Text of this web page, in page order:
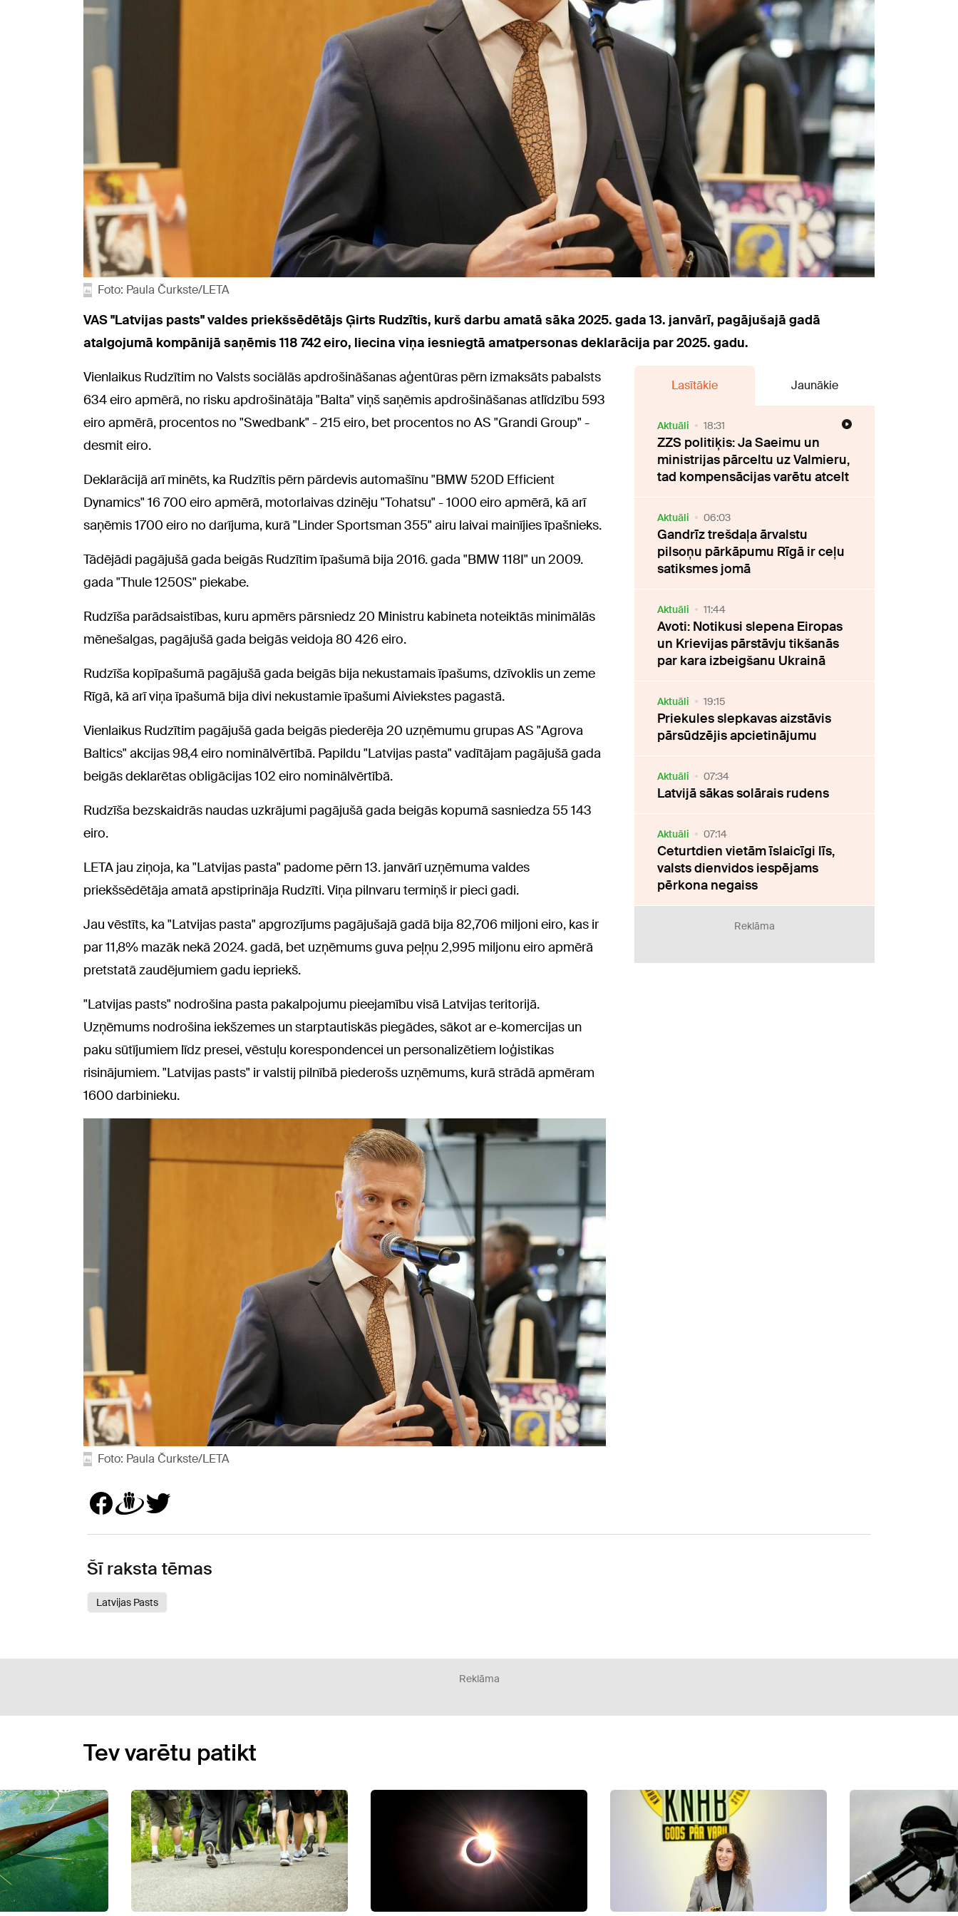
Foto: Paula Čurkste/LETA
VAS "Latvijas pasts" valdes priekšsēdētājs Ģirts Rudzītis, kurš darbu amatā sāka 2025. gada 13. janvārī, pagājušajā gadā
atalgojumā kompānijā saņēmis 118 742 eiro, liecina viņa iesniegtā amatpersonas deklarācija par 2025. gadu.
Vienlaikus Rudzītim no Valsts sociālās apdrošināšanas aģentūras pērn izmaksāts pabalsts
634 eiro apmērā, no risku apdrošinātāja "Balta" viņš saņēmis apdrošināšanas atlīdzību 593
eiro apmērā, procentos no "Swedbank" - 215 eiro, bet procentos no AS "Grandi Group" -
desmit eiro.
Deklarācijā arī minēts, ka Rudzītis pērn pārdevis automašīnu "BMW 520D Efficient
Dynamics" 16 700 eiro apmērā, motorlaivas dzinēju "Tohatsu" - 1000 eiro apmērā, kā arī
saņēmis 1700 eiro no darījuma, kurā "Linder Sportsman 355" airu laivai mainījies īpašnieks.
Tādējādi pagājušā gada beigās Rudzītim īpašumā bija 2016. gada "BMW 118I" un 2009.
gada "Thule 1250S" piekabe.
Rudzīša parādsaistības, kuru apmērs pārsniedz 20 Ministru kabineta noteiktās minimālās
mēnešalgas, pagājušā gada beigās veidoja 80 426 eiro.
Rudzīša kopīpašumā pagājušā gada beigās bija nekustamais īpašums, dzīvoklis un zeme
Rīgā, kā arī viņa īpašumā bija divi nekustamie īpašumi Aiviekstes pagastā.
Vienlaikus Rudzītim pagājušā gada beigās piederēja 20 uzņēmumu grupas AS "Agrova
Baltics" akcijas 98,4 eiro nominālvērtībā. Papildu "Latvijas pasta" vadītājam pagājušā gada
beigās deklarētas obligācijas 102 eiro nominālvērtībā.
Rudzīša bezskaidrās naudas uzkrājumi pagājušā gada beigās kopumā sasniedza 55 143
eiro.
LETA jau ziņoja, ka "Latvijas pasta" padome pērn 13. janvārī uzņēmuma valdes
priekšsēdētāja amatā apstiprināja Rudzīti. Viņa pilnvaru termiņš ir pieci gadi.
Jau vēstīts, ka "Latvijas pasta" apgrozījums pagājušajā gadā bija 82,706 miljoni eiro, kas ir
par 11,8% mazāk nekā 2024. gadā, bet uzņēmums guva peļņu 2,995 miljonu eiro apmērā
pretstatā zaudējumiem gadu iepriekš.
"Latvijas pasts" nodrošina pasta pakalpojumu pieejamību visā Latvijas teritorijā.
Uzņēmums nodrošina iekšzemes un starptautiskās piegādes, sākot ar e-komercijas un
paku sūtījumiem līdz presei, vēstuļu korespondencei un personalizētiem loģistikas
risinājumiem. "Latvijas pasts" ir valstij pilnībā piederošs uzņēmums, kurā strādā apmēram
1600 darbinieku.
Foto: Paula Čurkste/LETA
Lasītākie Jaunākie
Aktuāli 18:31
ZZS politiķis: Ja Saeimu un
ministrijas pārceltu uz Valmieru,
tad kompensācijas varētu atcelt
Aktuāli 06:03
Gandrīz trešdaļa ārvalstu
pilsoņu pārkāpumu Rīgā ir ceļu
satiksmes jomā
Aktuāli 11:44
Avoti: Notikusi slepena Eiropas
un Krievijas pārstāvju tikšanās
par kara izbeigšanu Ukrainā
Aktuāli 19:15
Priekules slepkavas aizstāvis
pārsūdzējis apcietinājumu
Aktuāli 07:34
Latvijā sākas solārais rudens
Aktuāli 07:14
Ceturtdien vietām īslaicīgi līs,
valsts dienvidos iespējams
pērkona negaiss
Reklāma
Šī raksta tēmas
Latvijas Pasts
Reklāma
Tev varētu patikt